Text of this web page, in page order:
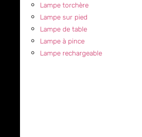
Lampe torchère
Lampe sur pied
Lampe de table
Lampe à pince
Lampe rechargeable